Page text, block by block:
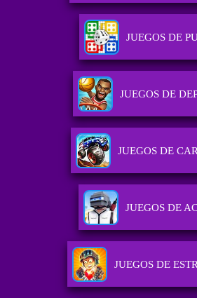
JUEGOS DE
JUEGOS DE
JUEGOS DE
JUEGOS DE
JUEGOS DE